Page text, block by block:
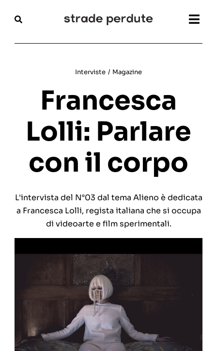
Recensioni
Interviste
Festival
Chi siamo
Interviste / Magazine
Francesca
Lolli: Parlare
con il corpo
L'intervista del N°03 dal tema Alieno è dedicata
a Francesca Lolli, regista italiana che si occupa
di videoarte e film sperimentali.